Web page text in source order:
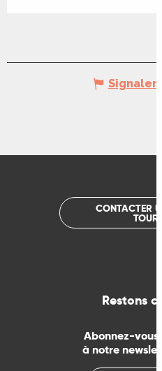
Signaler
CONTACTER
Restons
Abonnez-
à notre